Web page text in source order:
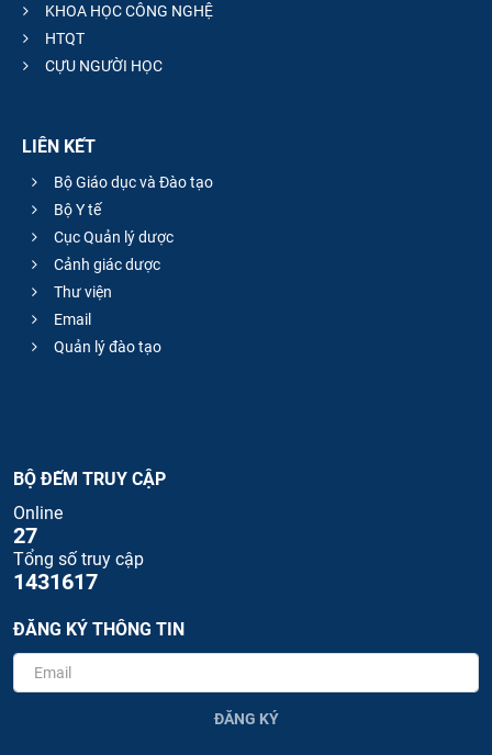
KHOA HỌC CÔNG NGHỆ
HTQT
CỰU NGƯỜI HỌC
LIÊN KẾT
Bộ Giáo dục và Đào tạo
Bộ Y tế
Cục Quản lý dược
Cảnh giác dược
Thư viện
Email
Quản lý đào tạo
BỘ ĐẾM TRUY CẬP
Online
27
Tổng số truy cập
1431617
ĐĂNG KÝ THÔNG TIN
ĐĂNG KÝ